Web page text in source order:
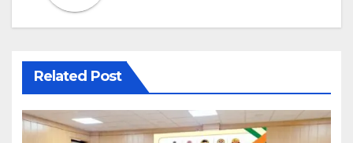
Related Post